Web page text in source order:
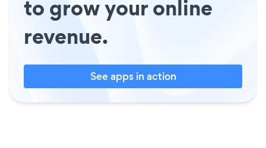
to grow your online
revenue.
See apps in action